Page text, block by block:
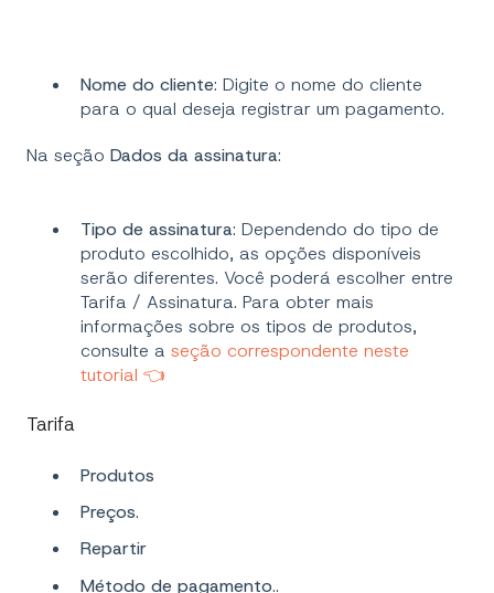
Nome do cliente: Digite o nome do cliente
para o qual deseja registrar um pagamento.
Na seção Dados da assinatura:
Tipo de assinatura: Dependendo do tipo de
produto escolhido, as opções disponíveis
serão diferentes. Você poderá escolher entre
Tarifa / Assinatura. Para obter mais
informações sobre os tipos de produtos,
consulte a seção correspondente neste
tutorial 👈
Tarifa
Produtos
Preços.
Repartir
Método de pagamento..